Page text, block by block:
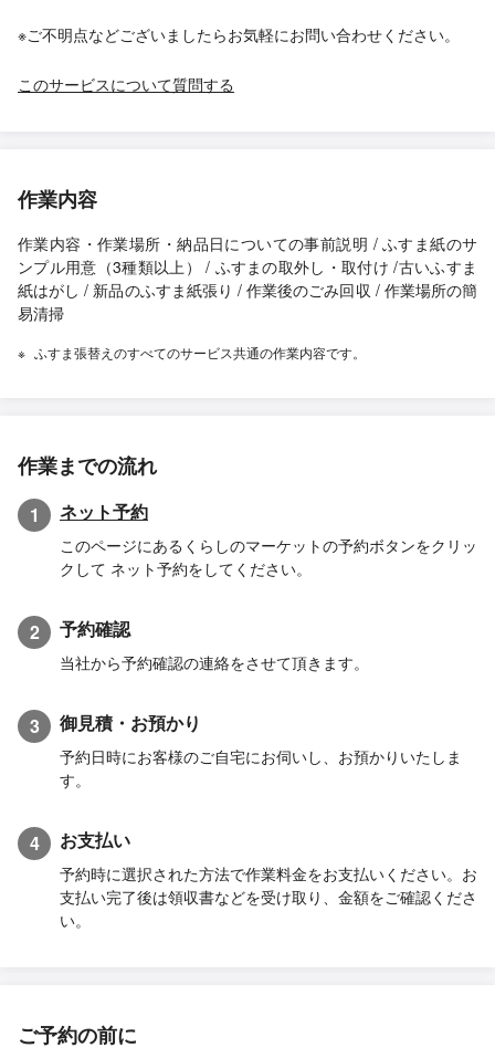
※ご不明点などございましたらお気軽にお問い合わせください。
このサービスについて質問する
作業内容
作業内容・作業場所・納品日についての事前説明 / ふすま紙のサ
ンプル用意（3種類以上） / ふすまの取外し・取付け /古いふすま
紙はがし / 新品のふすま紙張り / 作業後のごみ回収 / 作業場所の簡
易清掃
ふすま張替えのすべてのサービス共通の作業内容です。
作業までの流れ
1 ネット予約
このページにあるくらしのマーケットの予約ボタンをクリッ
クして ネット予約をしてください。
2 予約確認
当社から予約確認の連絡をさせて頂きます。
3 御見積・お預かり
予約日時にお客様のご自宅にお伺いし、お預かりいたしま
す。
4 お支払い
予約時に選択された方法で作業料金をお支払いください。お
支払い完了後は領収書などを受け取り、金額をご確認くださ
い。
ご予約の前に